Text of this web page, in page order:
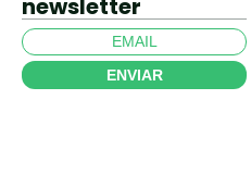
newsletter
ENVIAR